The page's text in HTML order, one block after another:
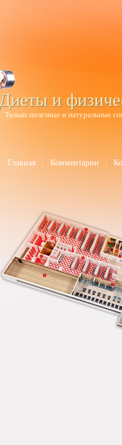
Диеты и
Только полезные и натуральные
Главная Комментарии